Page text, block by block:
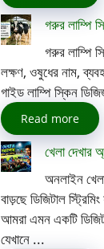
গরুর লাম্পি
গরুর লাম্পি
লক্ষণ, ওষুধের নাম,
গাইড লাম্পি স্কিন
Read more
খেলা দেখার
অনলাইন
বাড়ছে ডিজিটাল
আমরা এমন একটি
যেখানে ...